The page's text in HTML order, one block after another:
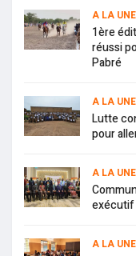
A LA UNE
1ère
réussi
Pabré
A LA UNE
Lutte
pour
A LA UNE
exécutif
A LA UNE